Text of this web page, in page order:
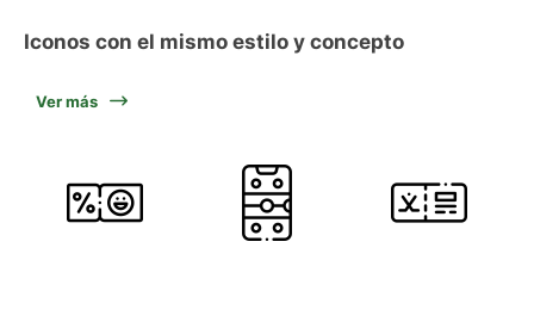
Iconos con el mismo estilo y concepto
Ver más